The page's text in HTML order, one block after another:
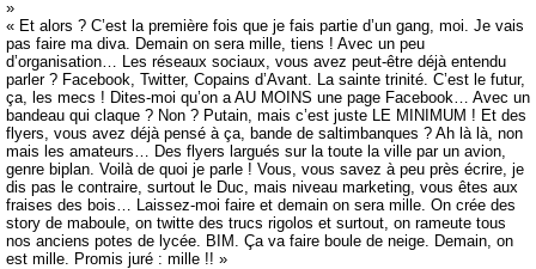
»
« Et alors ? C’est la première fois que je fais partie d’un gang, moi. Je vais
pas faire ma diva. Demain on sera mille, tiens ! Avec un peu
d’organisation… Les réseaux sociaux, vous avez peut-être déjà entendu
parler ? Facebook, Twitter, Copains d’Avant. La sainte trinité. C’est le futur,
ça, les mecs ! Dites-moi qu’on a AU MOINS une page Facebook… Avec un
bandeau qui claque ? Non ? Putain, mais c’est juste LE MINIMUM ! Et des
flyers, vous avez déjà pensé à ça, bande de saltimbanques ? Ah là là, non
mais les amateurs… Des flyers largués sur la toute la ville par un avion,
genre biplan. Voilà de quoi je parle ! Vous, vous savez à peu près écrire, je
dis pas le contraire, surtout le Duc, mais niveau marketing, vous êtes aux
fraises des bois… Laissez-moi faire et demain on sera mille. On crée des
story de maboule, on twitte des trucs rigolos et surtout, on rameute tous
nos anciens potes de lycée. BIM. Ça va faire boule de neige. Demain, on
est mille. Promis juré : mille !! »